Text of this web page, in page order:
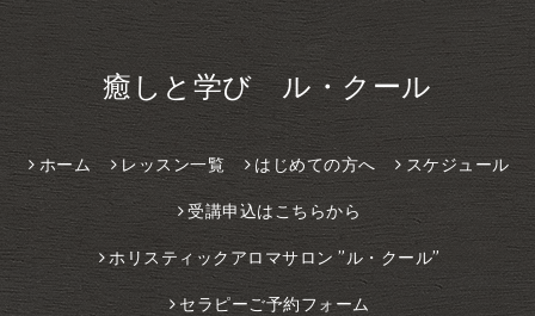
癒しと学び ル・クール
ホーム レッスン一覧 はじめての方へ スケジュール
受講申込はこちらから
ホリスティックアロマサロン ”ル・クール”
セラピーご予約フォーム